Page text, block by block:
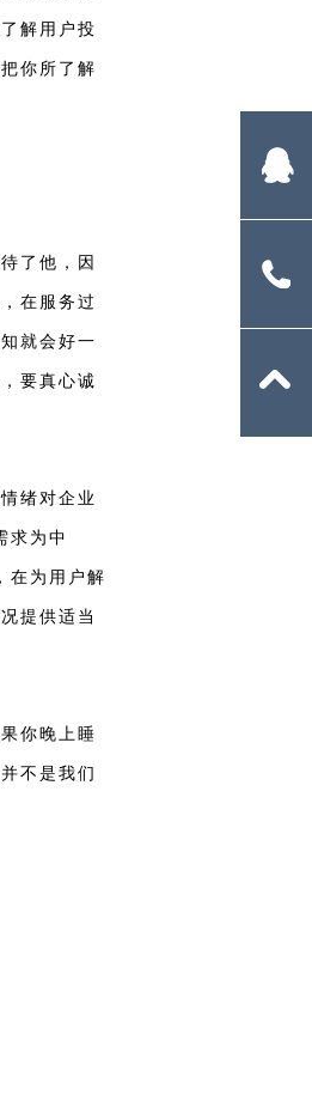
解用户投
你所了解
了他，因
在服务过
就会好一
要真心诚
绪对企业
求为中
在为用户解
提供适当
你晚上睡
不是我们